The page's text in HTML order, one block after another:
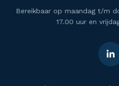
Bereikbaar op maandag t/m
17.00 uur en